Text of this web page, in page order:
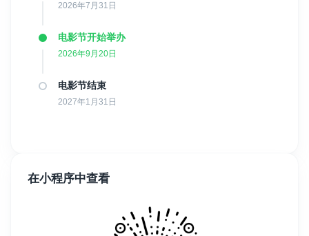
2026年7月31日
电影节开始举办
2026年9月20日
电影节结束
2027年1月31日
在小程序中查看